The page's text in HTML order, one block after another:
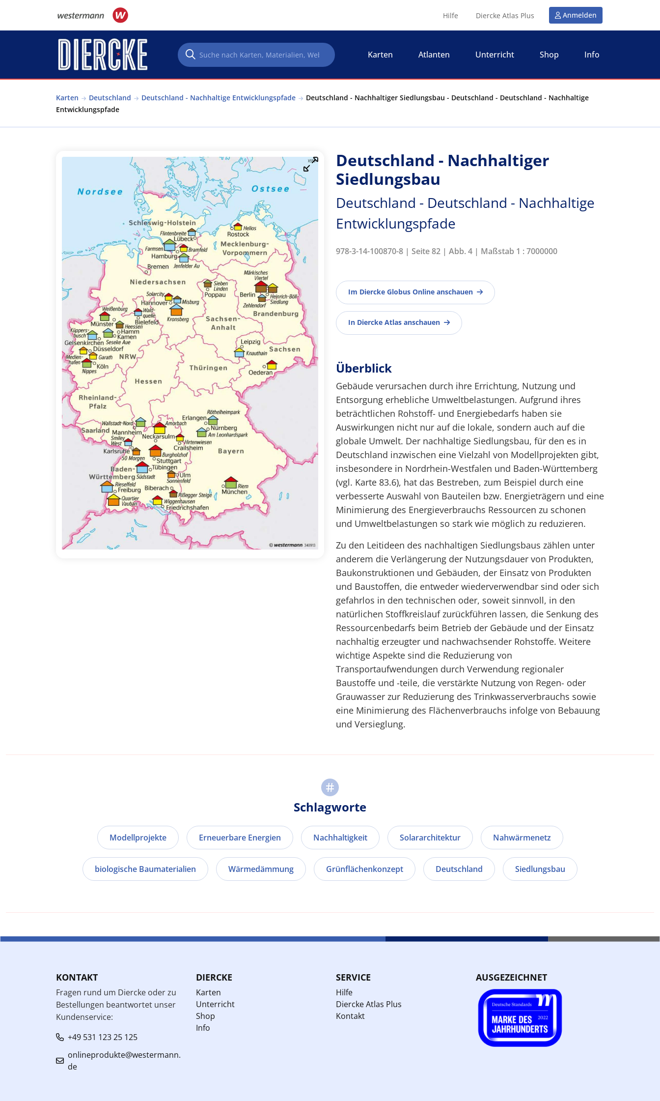
Hilfe Diercke Atlas Plus Anmelden
Karten Atlanten Unterricht Shop Info
Karten Deutschland Deutschland - Nachhaltige Entwicklungspfade
Deutschland - Nachhaltiger Siedlungsbau - Deutschland - Deutschland - Nachhaltige
Entwicklungspfade
Deutschland - Nachhaltiger
Siedlungsbau
Deutschland - Deutschland - Nachhaltige
Entwicklungspfade
978-3-14-100870-8 | Seite 82 | Abb. 4 | Maßstab 1 : 7000000
Im Diercke Globus Online anschauen
In Diercke Atlas anschauen
Überblick
Gebäude verursachen durch ihre Errichtung, Nutzung und
Entsorgung erhebliche Umweltbelastungen. Aufgrund ihres
beträchtlichen Rohstoff- und Energiebedarfs haben sie
Auswirkungen nicht nur auf die lokale, sondern auch auf die
globale Umwelt. Der nachhaltige Siedlungsbau, für den es in
Deutschland inzwischen eine Vielzahl von Modellprojekten gibt,
insbesondere in Nordrhein-Westfalen und Baden-Württemberg
(vgl. Karte 83.6), hat das Bestreben, zum Beispiel durch eine
verbesserte Auswahl von Bauteilen bzw. Energieträgern und eine
Minimierung des Energieverbrauchs Ressourcen zu schonen
und Umweltbelastungen so stark wie möglich zu reduzieren.
Zu den Leitideen des nachhaltigen Siedlungsbaus zählen unter
anderem die Verlängerung der Nutzungsdauer von Produkten,
Baukonstruktionen und Gebäuden, der Einsatz von Produkten
und Baustoffen, die entweder wiederverwendbar sind oder sich
gefahrlos in den technischen oder, soweit sinnvoll, in den
natürlichen Stoffkreislauf zurückführen lassen, die Senkung des
Ressourcenbedarfs beim Betrieb der Gebäude und der Einsatz
nachhaltig erzeugter und nachwachsender Rohstoffe. Weitere
wichtige Aspekte sind die Reduzierung von
Transportaufwendungen durch Verwendung regionaler
Baustoffe und -teile, die verstärkte Nutzung von Regen- oder
Grauwasser zur Reduzierung des Trinkwasserverbrauchs sowie
eine Minimierung des Flächenverbrauchs infolge von Bebauung
und Versieglung.
Schlagworte
Modellprojekte Erneuerbare Energien Nachhaltigkeit Solararchitektur Nahwärmenetz
biologische Baumaterialien Wärmedämmung Grünflächenkonzept Deutschland Siedlungsbau
KONTAKT
Fragen rund um Diercke oder zu
Bestellungen beantwortet unser
Kundenservice:
+49 531 123 25 125
onlineprodukte@westermann.
de
DIERCKE
Karten
Unterricht
Shop
Info
SERVICE
Hilfe
Diercke Atlas Plus
Kontakt
AUSGEZEICHNET